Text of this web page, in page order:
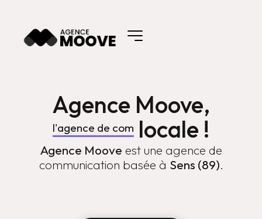
Agence Moove,
l'agence de com locale !
Agence Moove est une agence de
communication basée à Sens (89).